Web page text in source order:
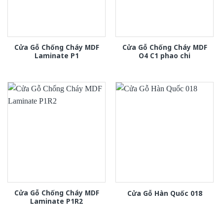
Cửa Gỗ Chống Cháy MDF
Laminate P1
Cửa Gỗ Chống Cháy MDF
O4 C1 phao chi
Cửa Gỗ Chống Cháy MDF
Laminate P1R2
Cửa Gỗ Hàn Quốc 018